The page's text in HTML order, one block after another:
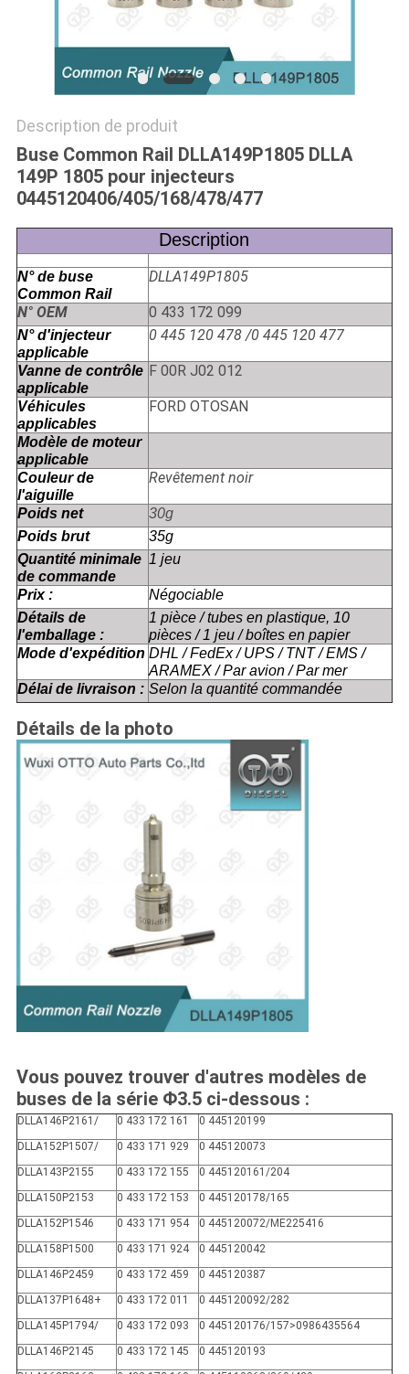
Description de produit
Buse Common Rail DLLA149P1805 DLLA
149P 1805 pour injecteurs
0445120406/405/168/478/477
Description
N° de buse
Common Rail
DLLA149P1805
N° OEM 0 433 172 099
N° d'injecteur
applicable
0 445 120 478 /0 445 120 477
Vanne de contrôle
applicable
F 00R J02 012
Véhicules
applicables
FORD OTOSAN
Modèle de moteur
applicable
Couleur de
l'aiguille
Revêtement noir
Poids net
30g
Poids brut
35g
Quantité minimale
de commande
1 jeu
Prix :
Négociable
Détails de
l'emballage :
1 pièce / tubes en plastique, 10
pièces / 1 jeu / boîtes en papier
Mode d'expédition DHL / FedEx / UPS / TNT / EMS /
ARAMEX / Par avion / Par mer
Délai de livraison : Selon la quantité commandée
Détails de la photo
Vous pouvez trouver d'autres modèles de
buses de la série Φ3.5 ci-dessous :
DLLA146P2161/ 0 433 172 161
0 445120199
DLLA152P1507/
0 433 171 929
0 445120073
DLLA143P2155
0 433 172 155 0 445120161 /204
DLLA150P2153
0 433 172 153
0 445120178/165
DLLA152P1546
0 433 171 954
0 445120072/ME225416
DLLA158P1500
0 433 171 924
0 445120042
DLLA146P2459
0 433 172 459
0 445120387
DLLA137P1648+
0 433 172 011
0 445120092/282
DLLA145P1794/
0 433 172 093
0 445120176/157>0986435564
DLLA146P2145
0 433 172 145
0 445120193